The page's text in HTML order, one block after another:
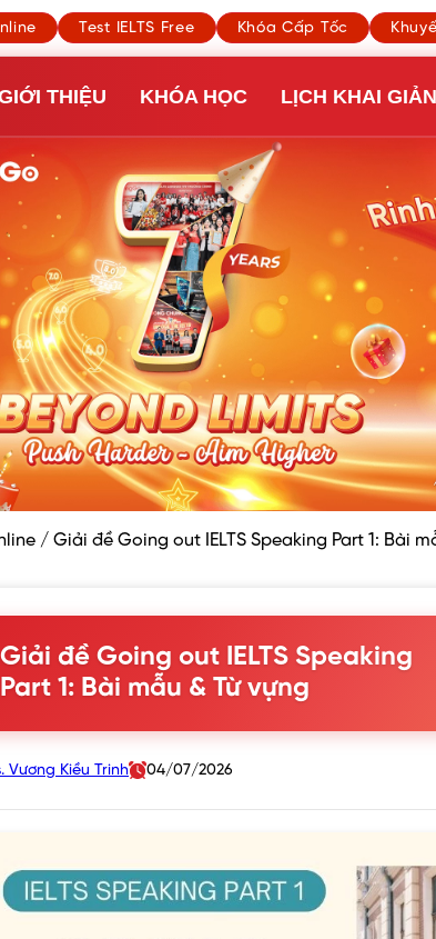
Test IELTS Free Khóa Cấp Tốc
GIỚI THIỆU KHÓA HỌC LỊCH KHAI
/ Giải đề Going out IELTS Speaking Part 1: Bài
Giải đề Going out IELTS Speaking
Part 1: Bài mẫu & Từ vựng
Vương Kiều Trinh 04/07/2026